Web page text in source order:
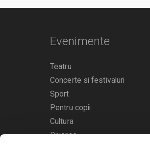
Evenimente
Teatru
Concerte si festivaluri
Sport
Pentru copii
Cultura
Diverse